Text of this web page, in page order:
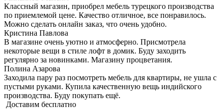
Классный магазин, приобрел мебель турецкого производства
по приемлемой цене. Качество отличное, все понравилось.
Можно сделать онлайн заказ, что очень удобно.
Кристина Павлова
В магазине очень уютно и атмосферно. Присмотрела
некоторые вещи в стиле лофт в домик. Буду заходить
регулярно за новинками. Магазину процветания.
Полина Азарова
Заходила пару раз посмотреть мебель для квартиры, не ушла с
пустыми руками. Купила качественную вещь индийского
производства. Буду покупать ещё.
Доставим бесплатно